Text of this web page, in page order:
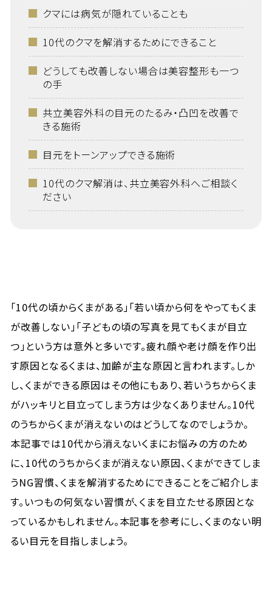
クマには病気が隠れていることも
10代のクマを解消するためにできること
どうしても改善しない場合は美容整形も一つ
の手
共立美容外科の目元のたるみ・凸凹を改善で
きる施術
目元をトーンアップできる施術
10代のクマ解消は、共立美容外科へご相談く
ださい
「10代の頃からくまがある」「若い頃から何をやってもくま
が改善しない」「子どもの頃の写真を見てもくまが目立
つ」という方は意外と多いです。疲れ顔や老け顔を作り出
す原因となるくまは、加齢が主な原因と言われます。しか
し、くまができる原因はその他にもあり、若いうちからくま
がハッキリと目立ってしまう方は少なくありません。10代
のうちからくまが消えないのはどうしてなのでしょうか。
本記事では10代から消えないくまにお悩みの方のため
に、10代のうちからくまが消えない原因、くまができてしま
うNG習慣、くまを解消するためにできることをご紹介しま
す。いつもの何気ない習慣が、くまを目立たせる原因とな
っているかもしれません。本記事を参考にし、くまのない明
るい目元を目指しましょう。